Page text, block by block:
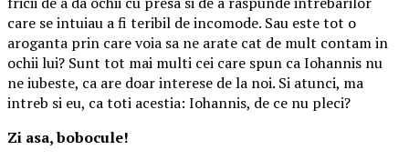
care se intuiau a fi teribil de incomode. Sau este tot o
aroganta prin care voia sa ne arate cat de mult contam in
ochii lui? Sunt tot mai multi cei care spun ca Iohannis nu
ne iubeste, ca are doar interese de la noi. Si atunci, ma
intreb si eu, ca toti acestia: Iohannis, de ce nu pleci?
Zi asa, bobocule!